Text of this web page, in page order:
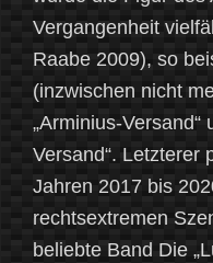
Vergangenheit
Raabe 2009), so
(inzwischen nicht
„Arminius-Versand“
Versand“. Letzterer
Jahren 2017 bis
rechtsextremen
beliebte Band Die